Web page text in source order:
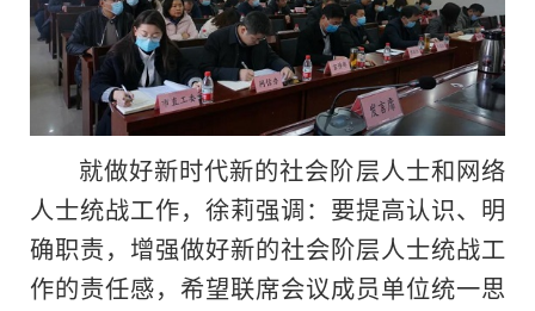
就做好新时代新的社会阶层人士和网络
人士统战工作，徐莉强调：要提高认识、明
确职责，增强做好新的社会阶层人士统战工
作的责任感，希望联席会议成员单位统一思